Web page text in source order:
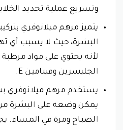
وتسريع عملية تجديد
يتميز مرهم ميلانوفري
البشرة، حيث لا يسبب أي
لأنه يحتوي على مواد
الجليسرين وفيتامين E.
يستخدم مرهم
يمكن وضعه على البشرة
الصباح ومرة في المساء.